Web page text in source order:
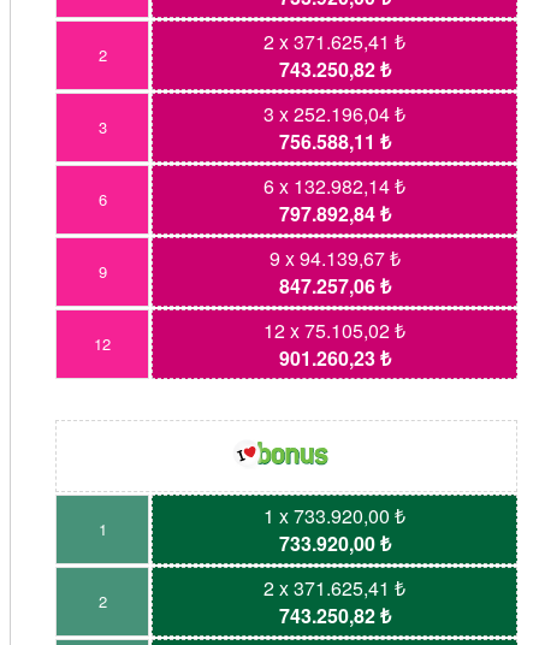
2
2 x 371.625,41 ₺
743.250,82 ₺
3
3 x 252.196,04 ₺
756.588,11 ₺
6
6 x 132.982,14 ₺
797.892,84 ₺
9
9 x 94.139,67 ₺
847.257,06 ₺
12
12 x 75.105,02 ₺
901.260,23 ₺
1
1 x 733.920,00 ₺
733.920,00 ₺
2
2 x 371.625,41 ₺
743.250,82 ₺